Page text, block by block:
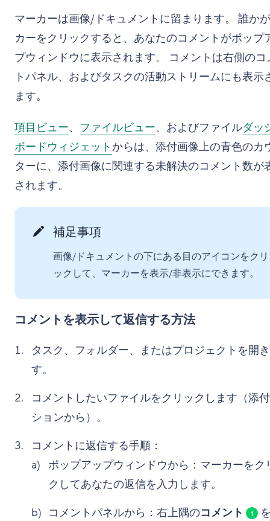
マーカーは画像/ドキュメントに留まります。 誰か
カーをクリックすると、あなたのコメントがポップ
プウィンドウに表示されます。 コメントは右側のコ
トパネル、およびタスクの活動ストリームにも表示
ます。
項目ビュー、 ファイルビュー、およびファイルダッ
ボードウィジェットからは、添付画像上の青色のカ
ターに、添付画像に関連する未解決のコメント数が
されます。
補足事項
画像/ドキュメントの下にある目のアイコンをクリ
ックして、マーカーを表示/非表示にできます。
コメントを表示して返信する方法
タスク、フォルダー、またはプロジェクトを開
す。
コメントしたいファイルをクリックします（添
ションから）。
コメントに返信する手順：
ポップアップウィンドウから：マーカーをク
クしてあなたの返信を入力します。
コメントパネルから：右上隅のコメント 1